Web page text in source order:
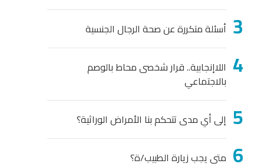
أسئلة متكررة عن صحة الرجال الجنسية
اللاإنجابية.. قرار شخصى محاط بالوصم
بالاجتماعي
إلى أي مدى تتحكم بنا الأمراض الوراثية؟
متى يجب زيارة الطبيب/ة؟